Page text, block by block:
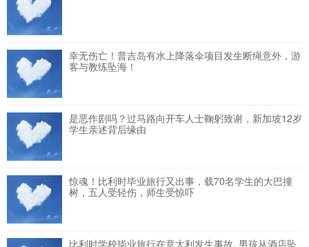
幸无伤亡！普吉岛有水上降落伞项目发生断绳意外，游
客与教练坠海！
是恶作剧吗？过马路向开车人士鞠躬致谢，新加坡12岁
学生亲述背后缘由
惊魂！比利时毕业旅行又出事，载70名学生的大巴撞
树，五人受轻伤，师生受惊吓
比利时学校毕业旅行在意大利发生事故, 男孩从酒店坠